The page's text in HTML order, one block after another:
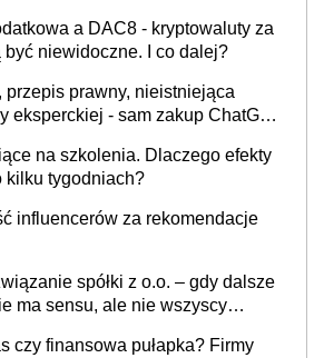
a DAC8 - kryptowaluty za
niewidoczne. I co dalej?
przepis prawny, nieistniejąca
eksperckiej - sam zakup ChatGPT
na szkolenia. Dlaczego efekty
kilku tygodniach?
influencerów za rekomendacje
spółki z o.o. – gdy dalsze
ma sensu, ale nie wszyscy
czy finansowa pułapka? Firmy